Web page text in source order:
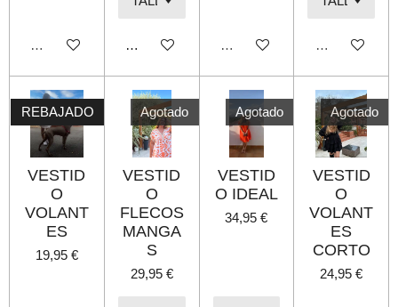
Agotado Añadir al carrito Agotado Agotado
REBAJADO
VESTID
O
VOLANT
ES
19,95 €
Agotado
VESTID
O
FLECOS
MANGA
S
29,95 €
Agotado
VESTID
O IDEAL
34,95 €
Agotado
VESTID
O
VOLANT
ES
CORTO
24,95 €